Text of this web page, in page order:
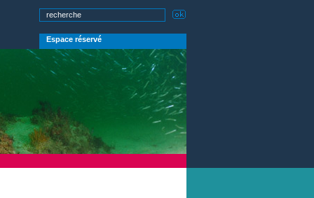
Espace réservé